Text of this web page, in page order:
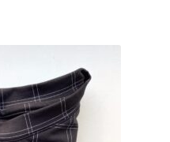
Die
Optionen
können